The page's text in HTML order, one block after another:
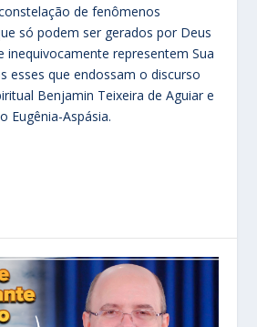
de fenômenos
só podem ser gerados por Deus
inequivocamente representem Sua
esses que endossam o discurso
Benjamin Teixeira de Aguiar e
Eugênia-Aspásia.